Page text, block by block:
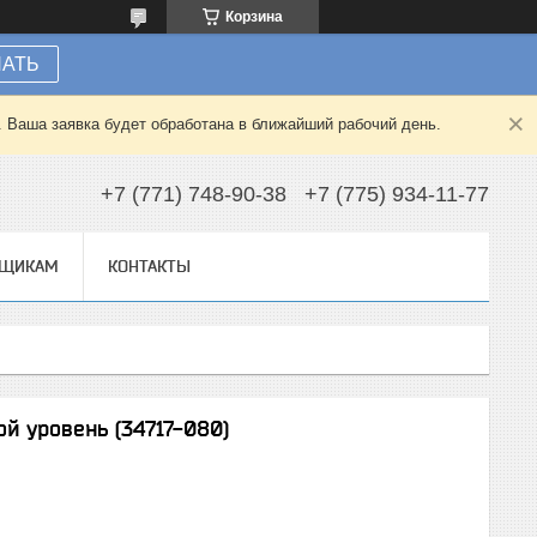
Корзина
заявка будет обработана в ближайший рабочий день.
+7 (771) 748-90-38 +7 (775) 934-11-77
КОНТАКТЫ
уровень (34717-080)